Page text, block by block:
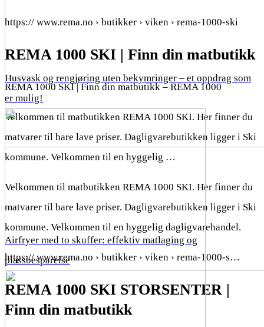
Husvask og rengjøring uten bekymringer – et oppdrag som
er mulig!
Airfryer med to skuffer: effektiv matlaging og
plassbesparelse
https:// www.rema.no › butikker › viken › rema-1000-ski
REMA 1000 SKI | Finn din matbutikk
REMA 1000 SKI | Finn din matbutikk – REMA 1000
Velkommen til matbutikken REMA 1000 SKI. Her finner du
matvarer til bare lave priser. Dagligvarebutikken ligger i Ski
kommune. Velkommen til en hyggelig …
Velkommen til matbutikken REMA 1000 SKI. Her finner du
matvarer til bare lave priser. Dagligvarebutikken ligger i Ski
kommune. Velkommen til en hyggelig dagligvarehandel.
https:// www.rema.no › butikker › viken › rema-1000-s…
REMA 1000 SKI STORSENTER |
Finn din matbutikk